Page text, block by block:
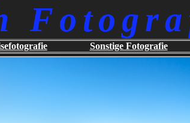
Sonstige Fotografie